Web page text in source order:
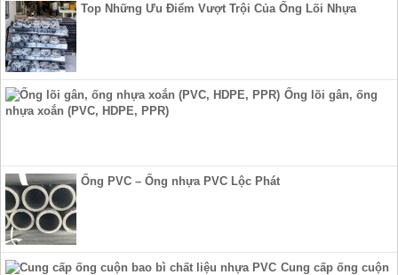
Top Những Ưu Điểm Vượt Trội Của Ống Lõi Nhựa
Ống lõi gân, ống
nhựa xoắn (PVC, HDPE, PPR)
Ống PVC – Ống nhựa PVC Lộc Phát
Cung cấp ống cuộn